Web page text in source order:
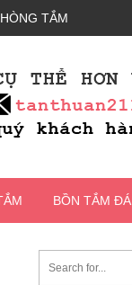
TẮM
BỒN TẮM ĐÁ